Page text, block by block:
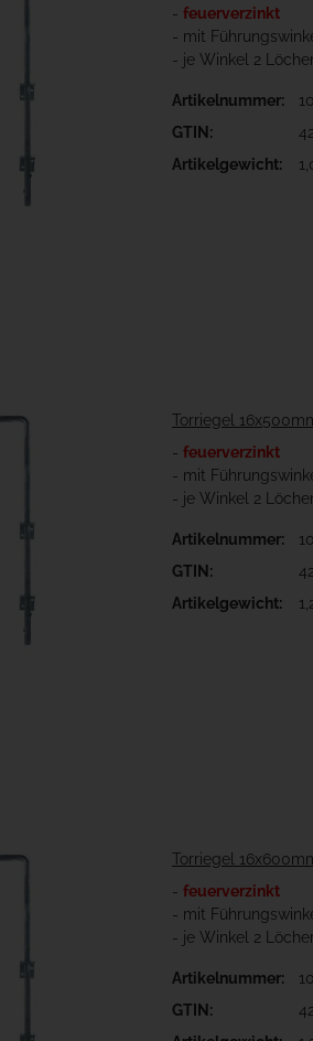
- feuerverzinkt
- mit
- je Winkel 2
Artikelnummer:
GTIN:
Artikelgewicht:
Torriegel
- feuerverzinkt
- mit
- je Winkel 2
Artikelnummer:
GTIN:
Artikelgewicht:
Torriegel
- feuerverzinkt
- mit
- je Winkel 2
Artikelnummer:
GTIN: